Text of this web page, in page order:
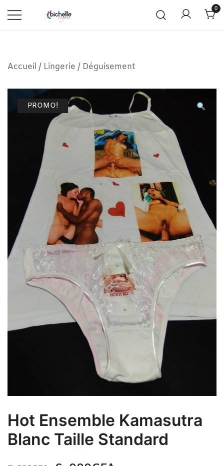
0
Accueil / Lingerie / Déguisement
PROMO!
Hot Ensemble Kamasutra
Blanc Taille Standard